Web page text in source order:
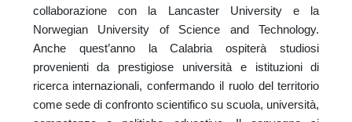
collaborazione con la Lancaster University e la
Norwegian University of Science and Technology.
Anche quest’anno la Calabria ospiterà studiosi
provenienti da prestigiose università e istituzioni di
ricerca internazionali, confermando il ruolo del territorio
come sede di confronto scientifico su scuola, università,